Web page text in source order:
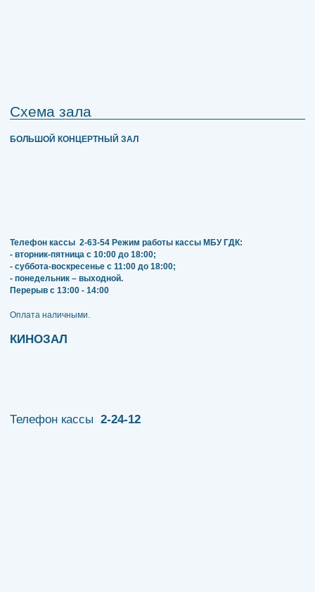
Схема зала
БОЛЬШОЙ КОНЦЕРТНЫЙ ЗАЛ
Телефон кассы 2-63-54 Режим работы кассы МБУ ГДК:
- вторник-пятница с 10:00 до 18:00;
- суббота-воскресенье с 11:00 до 18:00;
- понедельник – выходной.
Перерыв с 13:00 - 14:00
​​​​​​​Оплата наличными.
КИНОЗАЛ
Телефон кассы 2-24-12